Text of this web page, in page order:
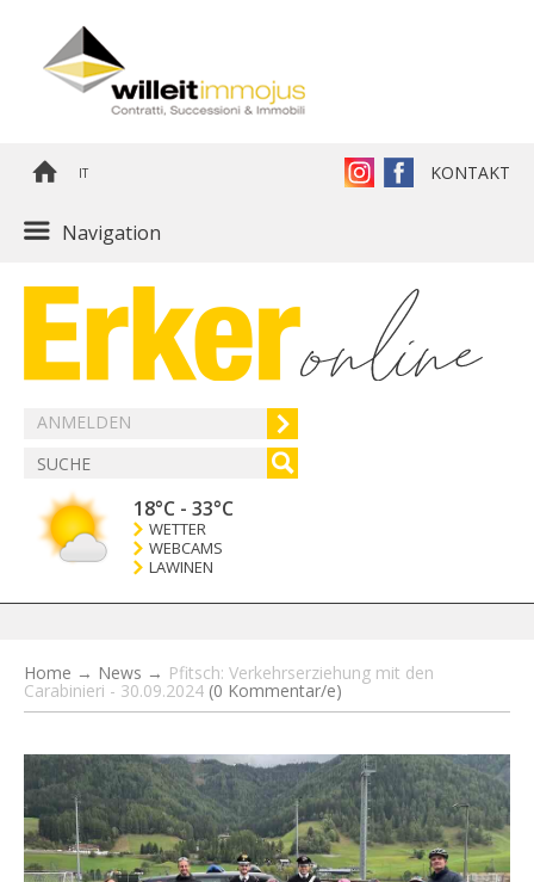
IT KONTAKT
Navigation
ANMELDEN
18°C - 33°C
WETTER
WEBCAMS
LAWINEN
Home → News → Pfitsch: Verkehrserziehung mit den
Carabinieri - 30.09.2024 (0 Kommentar/e)